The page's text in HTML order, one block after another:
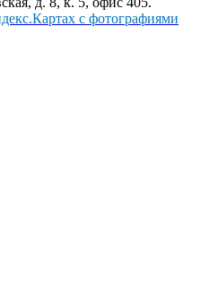
с фотографиями